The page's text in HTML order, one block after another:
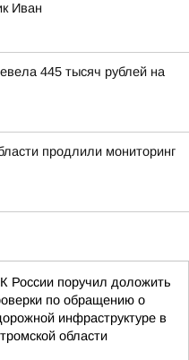
Иван
445 тысяч рублей на
продлили мониторинг
России поручил доложить
по обращению о
инфраструктуре в
области